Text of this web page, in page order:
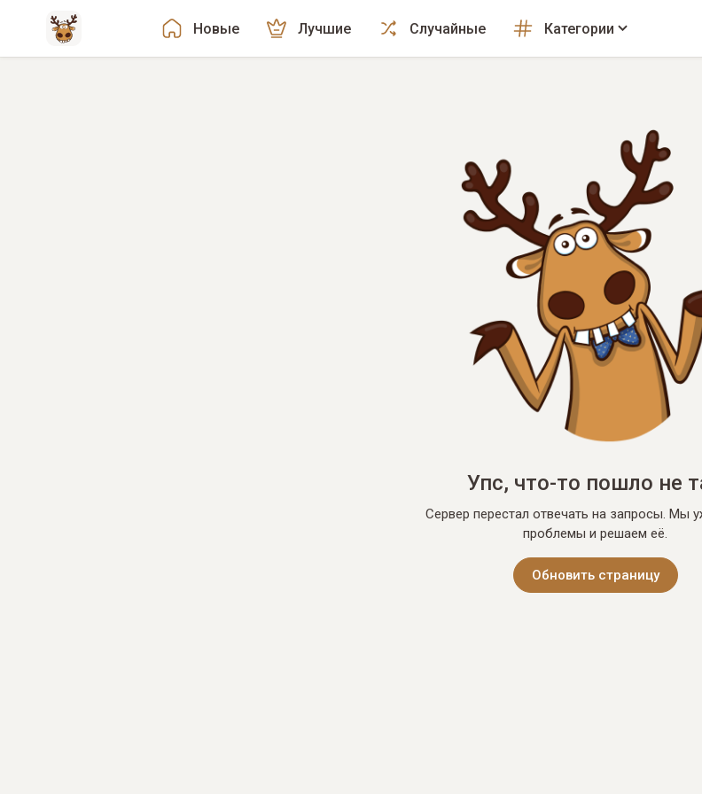
Новые Лучшие Случайные Категории
Упс, что-то пошло не
Сервер перестал отвечать на запросы. Мы
проблемы и решаем её.
Обновить страницу